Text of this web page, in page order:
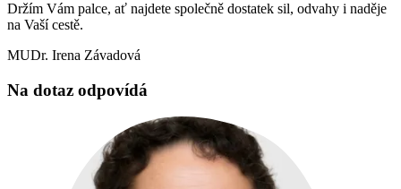
Držím Vám palce, ať najdete společně dostatek sil, odvahy i naděje
na Vaší cestě.
MUDr. Irena Závadová
Na dotaz odpovídá